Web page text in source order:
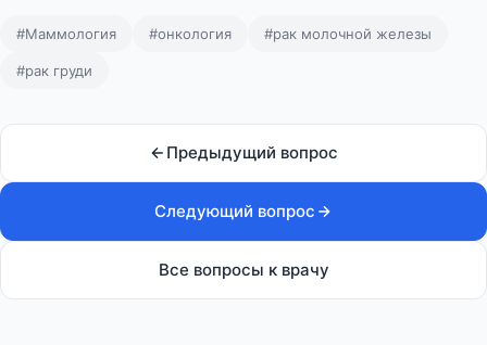
#Маммология #онкология #рак молочной железы
#рак груди
Предыдущий вопрос
Следующий вопрос
Все вопросы к врачу